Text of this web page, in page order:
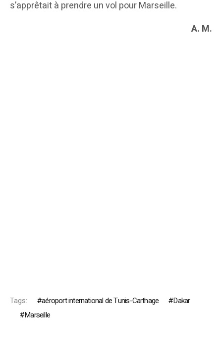
s’apprêtait à prendre un vol pour Marseille.
A. M.
Tags: aéroport international de Tunis-Carthage
Dakar
Marseille